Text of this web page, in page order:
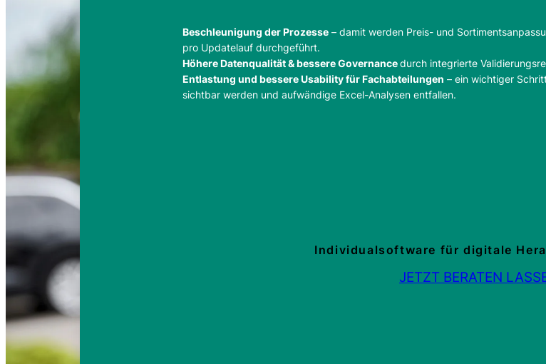
Beschleunigung der Prozesse – damit werden Preis- und
pro Updatelauf durchgeführt.
Höhere Datenqualität & bessere Governancedurch integrierte
Entlastung und bessere Usability für Fachabteilungen – ein wichtiger
sichtbar werden und aufwändige Excel-Analysen entfallen.
Individualsoftware für digitale
JETZT BERATEN